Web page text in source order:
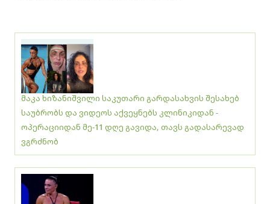
მაკა ხიზანიშვილი საკუთარი გარდასახვის შესახებ
საუბრობს და ვიდეოს აქვეყნებს კლინიკიდან -
ოპერაციიდან მე-11 დღე გავიდა, თავს გადასარევად
ვგრძნობ